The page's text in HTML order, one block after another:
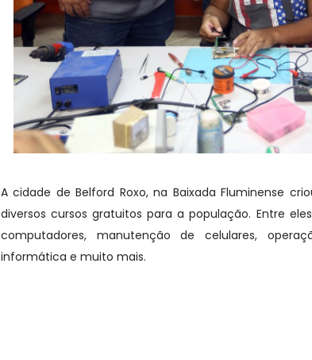
A cidade de Belford Roxo, na Baixada Fluminense
diversos cursos gratuitos para a população. Entre
computadores, manutenção de celulares,
informática e muito mais.